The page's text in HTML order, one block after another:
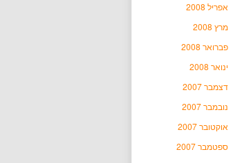
אפריל 2008
מרץ 2008
פברואר 2008
ינואר 2008
דצמבר 2007
נובמבר 2007
אוקטובר 2007
ספטמבר 2007